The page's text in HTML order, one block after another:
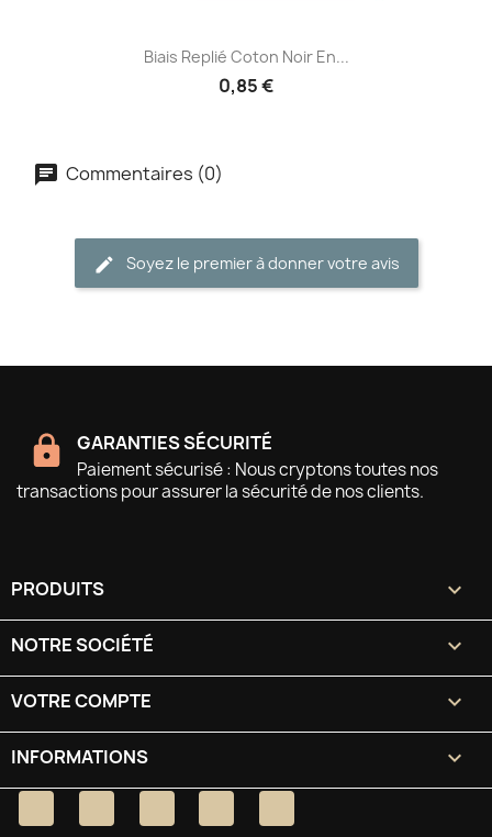
Biais Replié Coton Noir En...
0,85 €
Commentaires (0)
Soyez le premier à donner votre avis
GARANTIES SÉCURITÉ
Paiement sécurisé : Nous cryptons toutes nos
transactions pour assurer la sécurité de nos clients.
PRODUITS 
NOTRE SOCIÉTÉ 
VOTRE COMPTE 
INFORMATIONS keyboard_arrow_down
FacebookTwitter YouTube Pinterest